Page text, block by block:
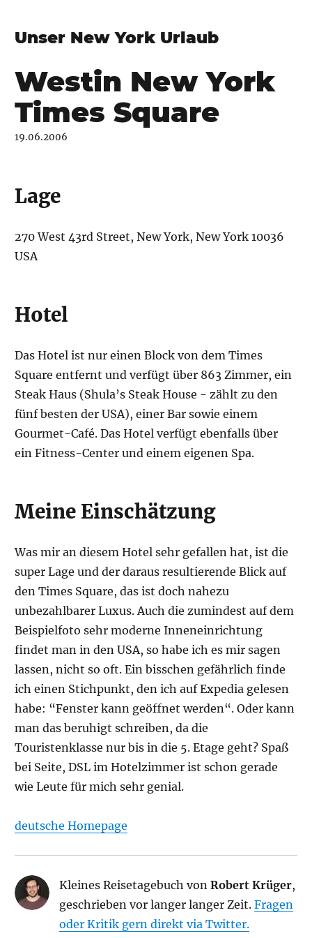
Unser New York Urlaub
Westin New York
Times Square
19.06.2006
Lage
270 West 43rd Street, New York, New York 10036
USA
Hotel
Das Hotel ist nur einen Block von dem Times
Square entfernt und verfügt über 863 Zimmer, ein
Steak Haus (Shula’s Steak House - zählt zu den
fünf besten der USA), einer Bar sowie einem
Gourmet-Café. Das Hotel verfügt ebenfalls über
ein Fitness-Center und einem eigenen Spa.
Meine Einschätzung
Was mir an diesem Hotel sehr gefallen hat, ist die
super Lage und der daraus resultierende Blick auf
den Times Square, das ist doch nahezu
unbezahlbarer Luxus. Auch die zumindest auf dem
Beispielfoto sehr moderne Inneneinrichtung
findet man in den USA, so habe ich es mir sagen
lassen, nicht so oft. Ein bisschen gefährlich finde
ich einen Stichpunkt, den ich auf Expedia gelesen
habe: “Fenster kann geöffnet werden“. Oder kann
man das beruhigt schreiben, da die
Touristenklasse nur bis in die 5. Etage geht? Spaß
bei Seite, DSL im Hotelzimmer ist schon gerade
wie Leute für mich sehr genial.
deutsche Homepage
Kleines Reisetagebuch von Robert Krüger,
geschrieben vor langer langer Zeit. Fragen
oder Kritik gern direkt via Twitter.